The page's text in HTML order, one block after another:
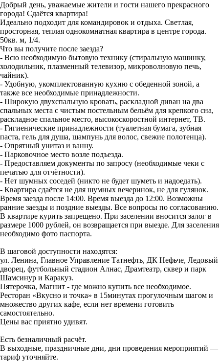
Добрый день, уважаемые жители и гости нашего прекрасного
города! Сдаётся квартира!
Идеально подходит для командировок и отдыха. Светлая,
просторная, теплая однокомнатная квартира в центре города.
50кв. м, 1/4.
Что вы получите после заезда?
- Всю необходимую бытовую технику (стиральную машинку,
холодильник, плазменный телевизор, микроволновую печь,
чайник).
- Удобную, укомплектованную кухню с обеденной зоной, а
также все необходимые принадлежности.
- Широкую двухспальную кровать, раскладной диван на два
спальных места с чистым постельным бельём для крепкого сна,
раскладное спальное место, высокоскоростной интернет, ТВ.
- Гигиенические принадлежности (туалетная бумага, зубная
паста, гель для душа, шампунь для волос, свежие полотенца).
- Опрятный унитаз и ванну.
- Парковочное место возле подъезда.
- Предоставляем документы по запросу (необходимые чеки с
печатью для отчётности).
- Нет шумных соседей (никто не будет шуметь и надоедать).
- Квартира сдаётся не для шумных вечеринок, не для гулянок.
Время заезда после 14:00. Время выезда до 12:00. Возможны
ранние заезды и поздние выезды. Все вопросы по согласованию.
В квартире курить запрещено. При заселении вносится залог в
размере 1000 рублей, он возвращается при выезде. Для заселения
необходимо фото паспорта.
В шаговой доступности находятся:
ул. Ленина, Главное Управление Татнефть, ДК Нефьче, Ледовый
дворец, футбольный стадион Алнас, Драмтеатр, сквер и парк
Шамсинур и Каракуз.
Пятерочка, Магнит - где можно купить все необходимое.
Ресторан «Вкусно и точка» в 15минутах прогулочным шагом и
множество других кафе, если нет времени готовить
самостоятельно.
Цены вас приятно удивят.
Есть безналичный расчёт.
В выходные, праздничные дни, дни проведения мероприятий —
тариф уточняйте.